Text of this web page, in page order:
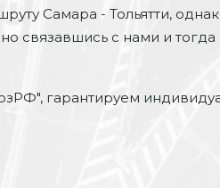
Самара - Тольятти,
связавшись с нами и
гарантируем